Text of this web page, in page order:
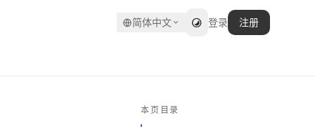
简体中文 登录 注册
本页目录